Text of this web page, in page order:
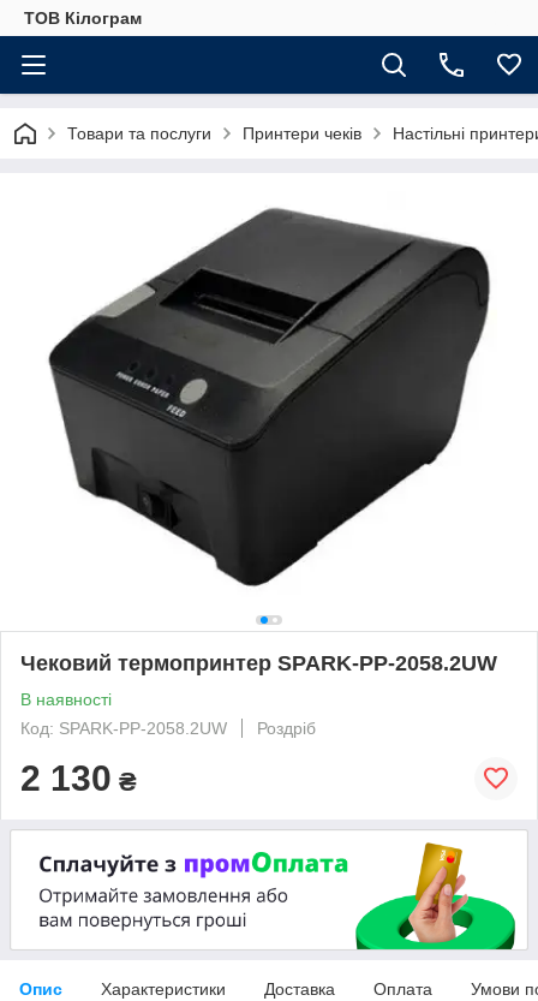
ТОВ Кілограм
Товари та послуги Принтери чеків Настільні
Чековий термопринтер SPARK-PP-2058.2UW
В наявності
Код: SPARK-PP-2058.2UW
Роздріб
2 130 ₴
Опис Характеристики Доставка Оплата Умови